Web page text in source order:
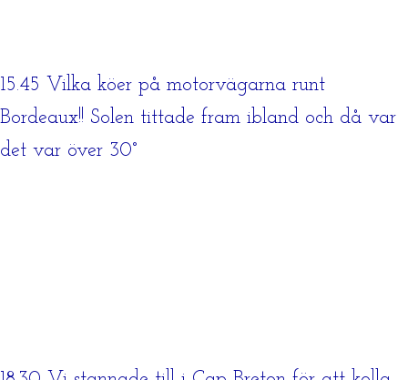
15.45 Vilka köer på motorvägarna runt
Bordeaux!! Solen tittade fram ibland och då var
det var över 30°